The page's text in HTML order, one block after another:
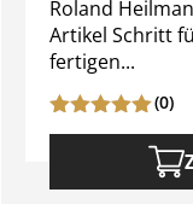
Roland
Artikel Schritt
fertigen...
(0)